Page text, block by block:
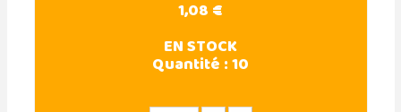
1,08 €
EN STOCK
Quantité :10